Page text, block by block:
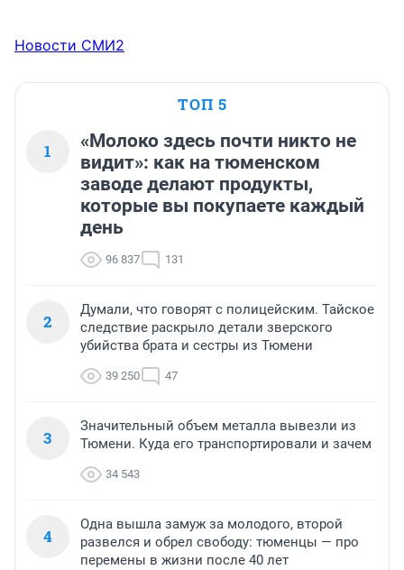
Новости СМИ2
ТОП 5
1
«Молоко здесь почти никто не
видит»: как на тюменском
заводе делают продукты,
которые вы покупаете каждый
день
96 837 131
2
Думали, что говорят с полицейским. Тайское
следствие раскрыло детали зверского
убийства брата и сестры из Тюмени
39 250 47
3
Значительный объем металла вывезли из
Тюмени. Куда его транспортировали и зачем
34 543
4
Одна вышла замуж за молодого, второй
развелся и обрел свободу: тюменцы — про
перемены в жизни после 40 лет